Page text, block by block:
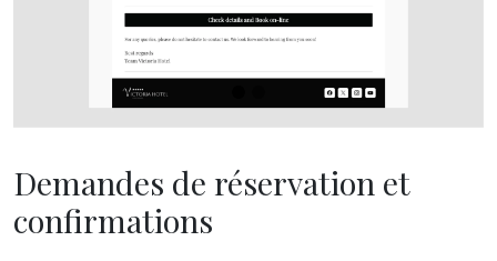
Demandes de réservation et
confirmations